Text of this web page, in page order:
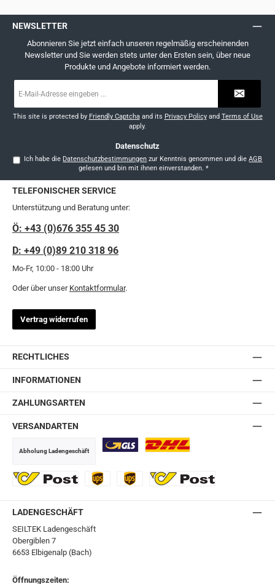
NEWSLETTER
Abonnieren Sie jetzt einfach unseren regelmäßig erscheinenden
Newsletter und Sie werden stets unter den Ersten sein, über neue
Produkte und Angebote informiert werden.
Mail-
*
This site is protected by Friendly Captchaand its Privacy Policyand Terms of Use
apply.
Datenschutz
Ich habe die Datenschutzbestimmungen zur Kenntnis genommen und dieAGB
gelesen und bin mit ihnen einverstanden. *
TELEFONISCHER SERVICE
Unterstützung und Beratung unter:
Ö: +43 (0)676 355 45 30
D: +49 (0)89 210 318 96
Mo-Fr, 10:00 - 18:00 Uhr
Oder über unser Kontaktformular.
Vertrag widerrufen
RECHTLICHES
INFORMATIONEN
ZAHLUNGSARTEN
VERSANDARTEN
Abholung Ladengeschäft
LADENGESCHÄFT
SEILTEK Ladengeschäft
Obergiblen 7
6653 Elbigenalp (Bach)
Öffnungszeiten: